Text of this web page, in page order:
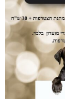
לכם זמן יקר